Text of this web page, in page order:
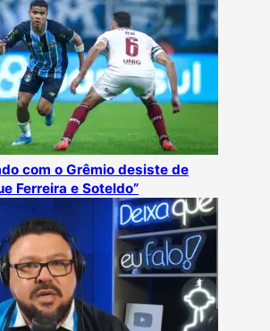
com o Grêmio desiste de
Ferreira e Soteldo”